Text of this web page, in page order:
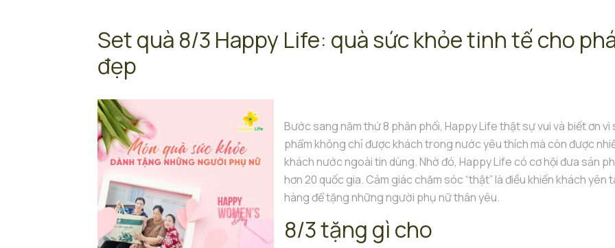
Set quà 8/3 Happy Life: quà sức khỏe tinh tế cho
đẹp
Bước sang năm thứ 8 phân phối, Happy Life thật sự vui và biết ơn vì
phẩm không chỉ được khách trong nước yêu thích mà còn được
khách nước ngoài tin dùng. Nhờ đó, Happy Life có cơ hội đưa sản
hơn 20 quốc gia. Cảm giác chăm sóc “thật” là điều khiến khách yên
hàng để tặng những người phụ nữ thân yêu.
8/3 tặng gì cho